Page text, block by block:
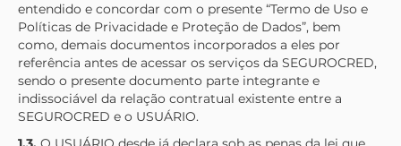
entendido e concordar com o presente “Termo de Uso e
Políticas de Privacidade e Proteção de Dados”, bem
como, demais documentos incorporados a eles por
referência antes de acessar os serviços da SEGUROCRED,
sendo o presente documento parte integrante e
indissociável da relação contratual existente entre a
SEGUROCRED e o USUÁRIO.